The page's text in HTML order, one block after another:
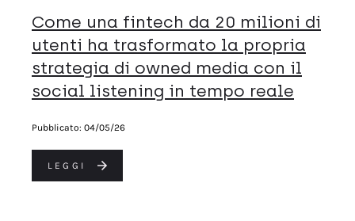
Come una fintech da 20 milioni di
utenti ha trasformato la propria
strategia di owned media con il
social listening in tempo reale
Pubblicato: 04/05/26
LEGGI